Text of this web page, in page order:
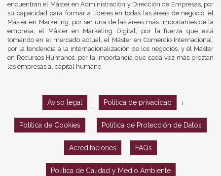
encuentran el Máster en Administración y Dirección de Empresas, por
su capacidad para formar a líderes en todas las áreas de negocio, el
Máster en Marketing, por ser una de las áreas más importantes de la
empresa, el Máster en Marketing Digital, por la fuerza que está
tomando en el mercado actual, el Máster en Comercio Internacional,
por la tendencia a la internacionalización de los negocios, y el Máster
en Recursos Humanos, por la importancia que cada vez más prestan
las empresas al capital humano.
Aviso legal Política de privacidad
Política de Cookies Política de Protección de Datos
Acreditaciones FAQs
Política de Calidad y Medio Ambiente